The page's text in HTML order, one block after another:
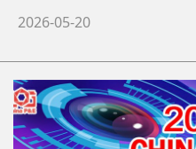
旬，将集中亮相王府井地铁站核心视
2026-05-20